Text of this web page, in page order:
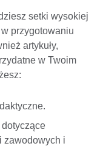
setki wysokiej
przygotowaniu
artykuły,
w Twoim
dotyczące
zawodowych i